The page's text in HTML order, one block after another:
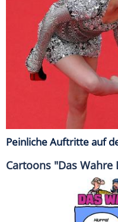
Peinliche Auftritte auf
Cartoons "Das Wahre